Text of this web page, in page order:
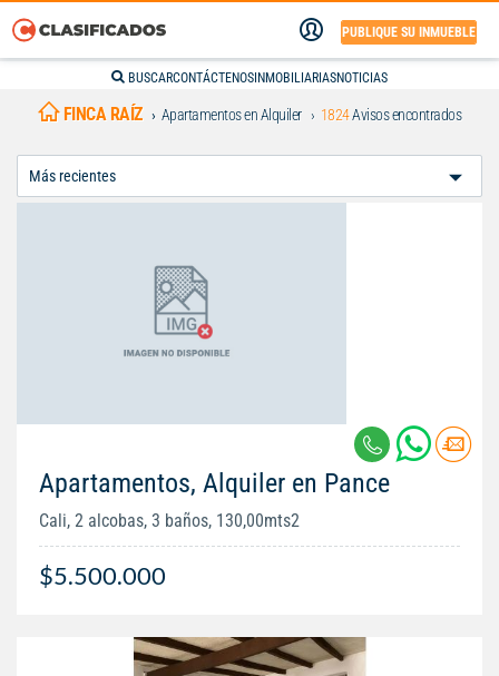
PUBLIQUE SU INMUEBLE
BUSCARCONTÁCTENOS INMOBILIARIASNOTICIAS
FINCA RAÍZ Apartamentos en Alquiler 1824Avisos encontrados
Apartamentos, Alquiler en Pance
Cali, 2 alcobas, 3 baños, 130,00mts2
$5.500.000